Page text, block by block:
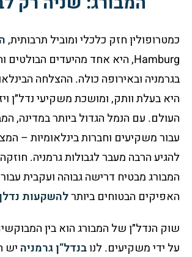
כמטרופולין חזק כלכלי ומוביל תרבותית,
Hamburg, היא אחד מהיעדים הבולטים
בגרמניה ובאירופה כולה. ההצלחה
היא בעלת וותק, ומושכת משקיעי נדל״ן
העולם. עם הנמל הגדול ביותר במדינה,
עבור משקיעים וחברות בינלאומיות –
להגיע הרבה מעבר לגבולות גרמניה.
המבורג מבטיח דרישה גבוהה ועקבית עבור
האפיקים הבטוחים ביותרלהשקעות
שוק הנדל״ן של המבורג הוא בין
על ידי משקיעים. לנובנדל”ן גרמניה יש